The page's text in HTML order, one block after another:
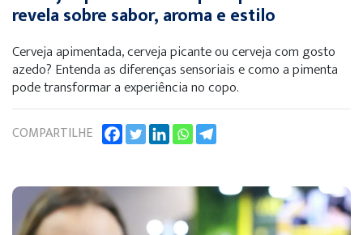
revela sobre sabor, aroma e estilo
Cerveja apimentada, cerveja picante ou cerveja com gosto
azedo? Entenda as diferenças sensoriais e como a pimenta
pode transformar a experiência no copo.
COMPARTILHE